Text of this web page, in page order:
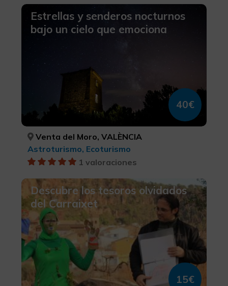
Estrellas y senderos nocturnos
bajo un cielo que emociona
40€
Venta del Moro, VALÈNCIA
Astroturismo, Ecoturismo
1 valoraciones
Descubre los tesoros olvidados
del Carraixet
15€